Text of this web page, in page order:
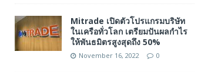
Mitrade เปิดตัวโปรแกรมบริษัท
ในเครือทั่วโลก เตรียมปันผลกำไร
ให้พันธมิตรสูงสุดถึง 50%
November 16, 2022 0